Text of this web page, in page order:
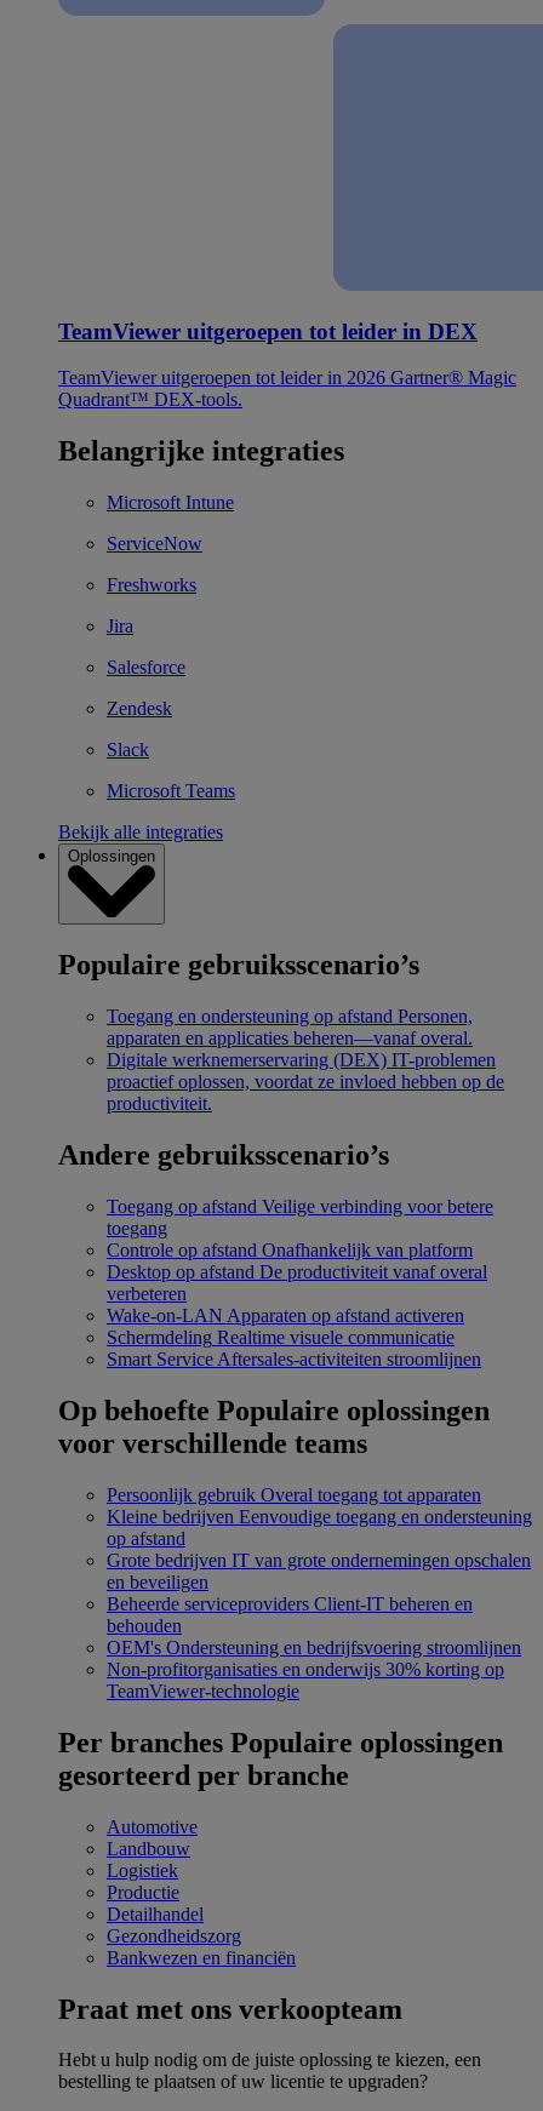
TeamViewer uitgeroepen tot leider in DEX
TeamViewer uitgeroepen tot leider in 2026 Gartner® Magic
Quadrant™ DEX-tools.
Belangrijke integraties
Microsoft Intune
ServiceNow
Freshworks
Jira
Salesforce
Zendesk
Slack
Microsoft Teams
Bekijk alle integraties
Oplossingen
Populaire gebruiksscenario’s
Toegang en ondersteuning op afstand Personen,
apparaten en applicaties beheren—vanaf overal.
Digitale werknemerservaring (DEX) IT-problemen
proactief oplossen, voordat ze invloed hebben op de
productiviteit.
Andere gebruiksscenario’s
Toegang op afstand Veilige verbinding voor betere
toegang
Controle op afstand Onafhankelijk van platform
Desktop op afstand De productiviteit vanaf overal
verbeteren
Wake-on-LAN Apparaten op afstand activeren
Schermdeling Realtime visuele communicatie
Smart Service Aftersales-activiteiten stroomlijnen
Op behoefte Populaire oplossingen
voor verschillende teams
Persoonlijk gebruik Overal toegang tot apparaten
Kleine bedrijven Eenvoudige toegang en ondersteuning
op afstand
Grote bedrijven IT van grote ondernemingen opschalen
en beveiligen
Beheerde serviceproviders Client-IT beheren en
behouden
OEM's Ondersteuning en bedrijfsvoering stroomlijnen
Non-profitorganisaties en onderwijs 30% korting op
TeamViewer-technologie
Per branches Populaire oplossingen
gesorteerd per branche
Automotive
Landbouw
Logistiek
Productie
Detailhandel
Gezondheidszorg
Bankwezen en financiën
Praat met ons verkoopteam
Hebt u hulp nodig om de juiste oplossing te kiezen, een
bestelling te plaatsen of uw licentie te upgraden?